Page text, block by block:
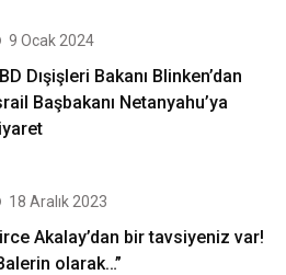
9 Ocak 2024
Dışişleri Bakanı Blinken’dan
Başbakanı Netanyahu’ya
18 Aralık 2023
Akalay’dan bir tavsiyeniz var!
olarak…”